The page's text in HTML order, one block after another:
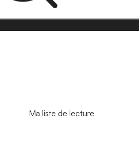
Ma liste de lecture